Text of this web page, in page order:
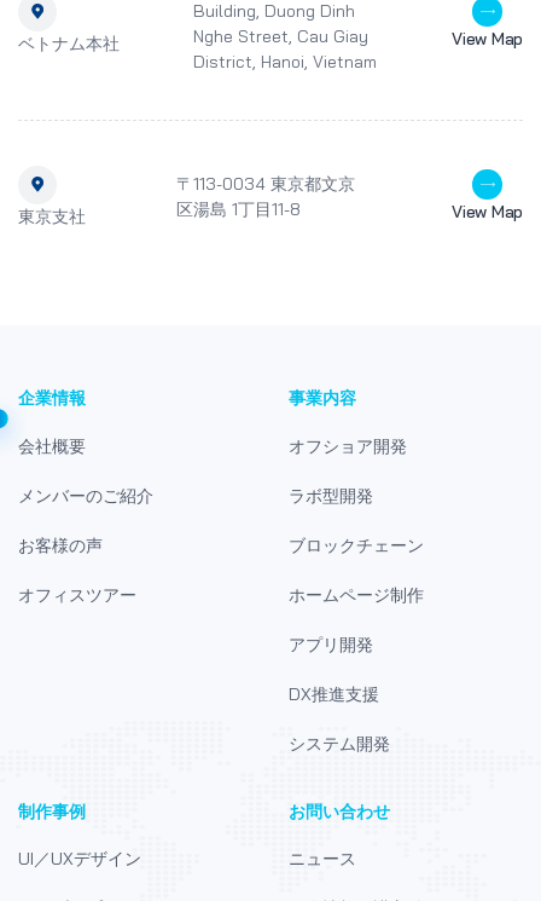
ベトナム本社
Building, Duong Dinh
Nghe Street, Cau Giay
District, Hanoi, Vietnam
View Map
東京支社
〒113-0034 東京都文京
区湯島 1丁目11-8
View Map
企業情報
会社概要
メンバーのご紹介
お客様の声
オフィスツアー
事業内容
オフショア開発
ラボ型開発
ブロックチェーン
ホームページ制作
アプリ開発
DX推進支援
システム開発
制作事例
UI／UXデザイン
お問い合わせ
ニュース